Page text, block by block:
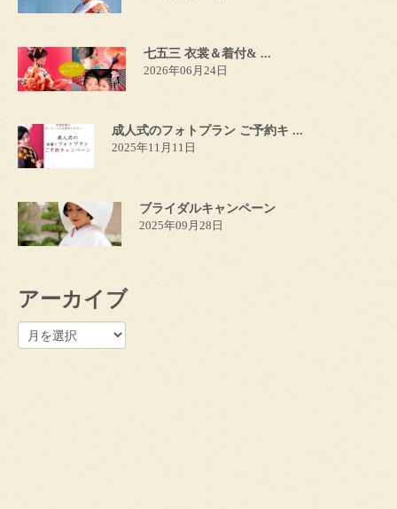
七五三 衣裳＆着付& ...
2026年06月24日
成人式のフォトプラン ご予約キ ...
2025年11月11日
ブライダルキャンペーン
2025年09月28日
アーカイブ